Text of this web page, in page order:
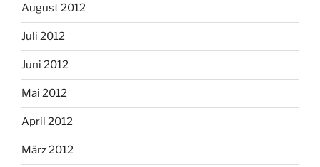
August 2012
Juli 2012
Juni 2012
Mai 2012
April 2012
März 2012